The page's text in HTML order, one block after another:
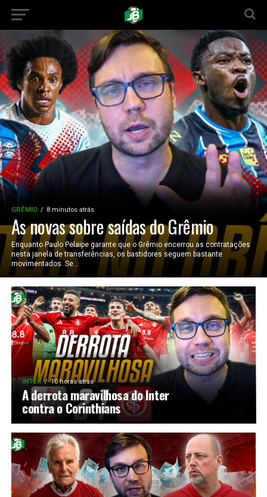
GRÊMIO 8 minutos atrás
As novas sobre saídas do Grêmio
Enquanto Paulo Pelaipe garante que o Grêmio encerrou as contratações
nesta janela de transferências, os bastidores seguem bastante
movimentados. Se...
INTER 10 horas atrás
A derrota maravilhosa do Inter
contra o Corinthians